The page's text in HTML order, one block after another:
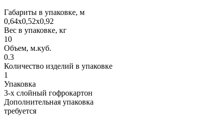
Габариты в упаковке, м
0,64х0,52х0,92
Вес в упаковке, кг
10
Объем, м.куб.
0.3
Количество изделий в упаковке
1
Упаковка
3-х слойный гофрокартон
Дополнительная упаковка
требуется